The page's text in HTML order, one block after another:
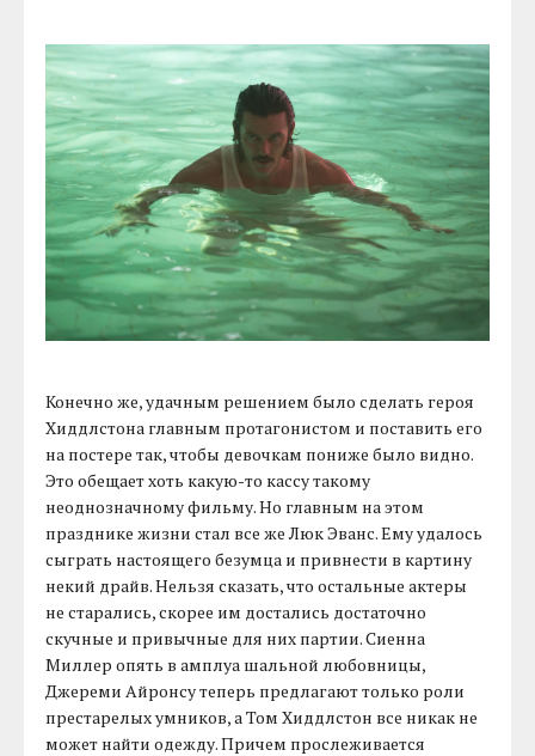
Конечно же, удачным решением было сделать героя
Хиддлстона главным протагонистом и поставить его
на постере так, чтобы девочкам пониже было видно.
Это обещает хоть какую-то кассу такому
неоднозначному фильму. Но главным на этом
празднике жизни стал все же Люк Эванс. Ему удалось
сыграть настоящего безумца и привнести в картину
некий драйв. Нельзя сказать, что остальные актеры
не старались, скорее им достались достаточно
скучные и привычные для них партии. Сиенна
Миллер опять в амплуа шальной любовницы,
Джереми Айронсу теперь предлагают только роли
престарелых умников, а Том Хиддлстон все никак не
может найти одежду. Причем прослеживается